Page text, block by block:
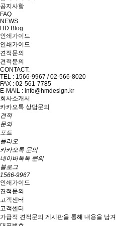
공지사항
FAQ
NEWS
HD Blog
인쇄가이드
인쇄가이드
견적문의
견적문의
CONTACT.
TEL : 1566-9967 / 02-566-8020
FAX : 02-561-7785
E-MAIL : info@hmdesign.kr
회사소개서
카카오톡 상담문의
견적
문의
포트
폴리오
카카오톡 문의
네이버톡톡 문의
블로그
1566-9967
인쇄가이드
견적문의
고객센터
고객센터
가급적 견적문의 게시판을 통해 내용을 남